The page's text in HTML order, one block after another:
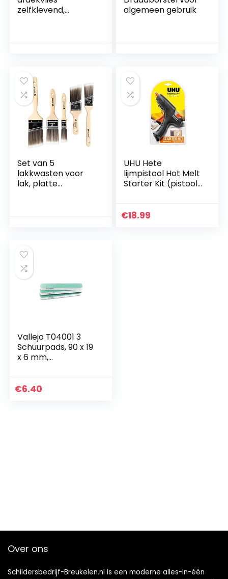
zelfklevend,
algemeen gebruik
Set van 5
lakkwasten voor
lak, platte
lak,
muurschilderen,
schilderen en
verven
UHU Hete
lijmpistool Hot Melt
Starter Kit (pistool
€18.99
Vallejo T04001 3
Schuurpads, 90 x 19
x 6 mm,
€6.40
Over ons
Schildersbedrijf-Breukelen.nl is een moderne alles-in-één